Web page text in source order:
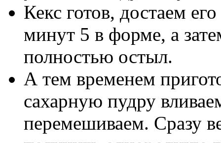
Кекс готов, достаем
минут 5 в форме, а
полностью остыл.
А тем временем
сахарную пудру
перемешиваем. Сразу